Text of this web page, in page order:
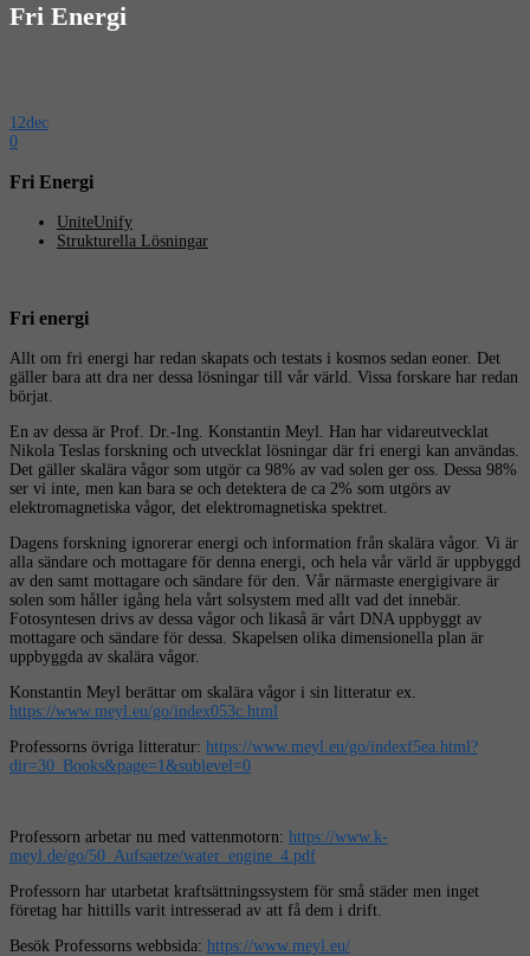
Fri Energi
12dec
0
Fri Energi
UniteUnify
Strukturella Lösningar
Fri energi
Allt om fri energi har redan skapats och testats i kosmos sedan eoner. Det
gäller bara att dra ner dessa lösningar till vår värld. Vissa forskare har redan
börjat.
En av dessa är Prof. Dr.-Ing. Konstantin Meyl. Han har vidareutvecklat
Nikola Teslas forskning och utvecklat lösningar där fri energi kan användas.
Det gäller skalära vågor som utgör ca 98% av vad solen ger oss. Dessa 98%
ser vi inte, men kan bara se och detektera de ca 2% som utgörs av
elektromagnetiska vågor, det elektromagnetiska spektret.
Dagens forskning ignorerar energi och information från skalära vågor. Vi är
alla sändare och mottagare för denna energi, och hela vår värld är uppbyggd
av den samt mottagare och sändare för den. Vår närmaste energigivare är
solen som håller igång hela vårt solsystem med allt vad det innebär.
Fotosyntesen drivs av dessa vågor och likaså är vårt DNA uppbyggt av
mottagare och sändare för dessa. Skapelsen olika dimensionella plan är
uppbyggda av skalära vågor.
Konstantin Meyl berättar om skalära vågor i sin litteratur ex.
https://www.meyl.eu/go/index053c.html
Professorns övriga litteratur: https://www.meyl.eu/go/indexf5ea.html?
dir=30_Books&page=1&sublevel=0
Professorn arbetar nu med vattenmotorn: https://www.k-
meyl.de/go/50_Aufsaetze/water_engine_4.pdf
Professorn har utarbetat kraftsättningssystem för små städer men inget
företag har hittills varit intresserad av att få dem i drift.
Besök Professorns webbsida: https://www.meyl.eu/